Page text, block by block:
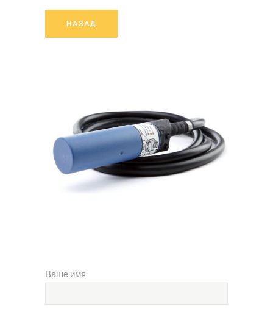
НАЗАД
Ваше имя